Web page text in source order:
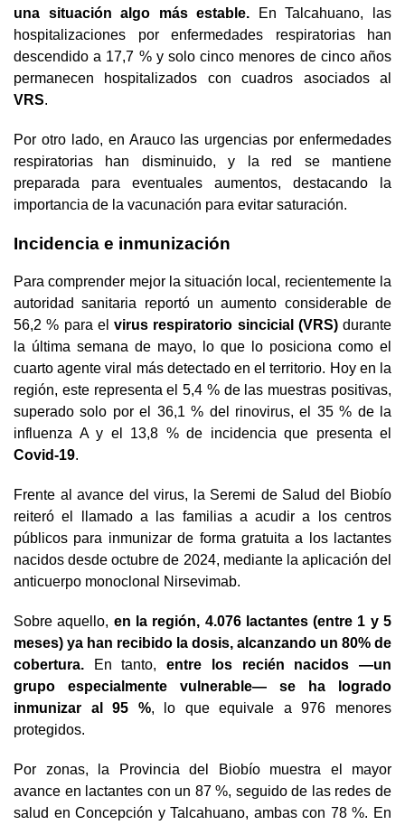
una situación algo más estable. En Talcahuano, las
hospitalizaciones por enfermedades respiratorias han
descendido a 17,7 % y solo cinco menores de cinco años
permanecen hospitalizados con cuadros asociados al
VRS.
Por otro lado, en Arauco las urgencias por enfermedades
respiratorias han disminuido, y la red se mantiene
preparada para eventuales aumentos, destacando la
importancia de la vacunación para evitar saturación.
Incidencia e inmunización
Para comprender mejor la situación local, recientemente la
autoridad sanitaria reportó un aumento considerable de
56,2 % para el virus respiratorio sincicial (VRS)durante
la última semana de mayo, lo que lo posiciona como el
cuarto agente viral más detectado en el territorio. Hoy en la
región, este representa el 5,4 % de las muestras positivas,
superado solo por el 36,1 % del rinovirus, el 35 % de la
influenza A y el 13,8 % de incidencia que presenta el
Covid-19.
Frente al avance del virus, la Seremi de Salud del Biobío
reiteró el llamado a las familias a acudir a los centros
públicos para inmunizar de forma gratuita a los lactantes
nacidos desde octubre de 2024, mediante la aplicación del
anticuerpo monoclonal Nirsevimab.
Sobre aquello, en la región, 4.076 lactantes (entre 1 y 5
meses) ya han recibido la dosis, alcanzando un 80% de
cobertura. En tanto,entre los recién nacidos —un
grupo especialmente vulnerable— se ha logrado
inmunizar al 95 %, lo que equivale a 976 menores
protegidos.
Por zonas, la Provincia del Biobío muestra el mayor
avance en lactantes con un 87 %, seguido de las redes de
salud en Concepción y Talcahuano, ambas con 78 %. En